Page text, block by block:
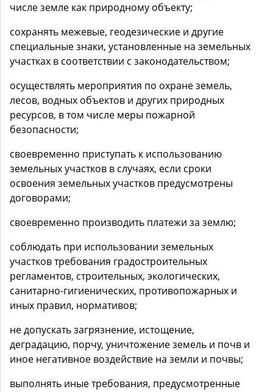
числе земле как природному объекту;
сохранять межевые, геодезические и другие
специальные знаки, установленные на земельных
участках в соответствии с законодательством;
осуществлять мероприятия по охране земель,
лесов, водных объектов и других природных
ресурсов, в том числе меры пожарной
безопасности;
своевременно приступать к использованию
земельных участков в случаях, если сроки
освоения земельных участков предусмотрены
договорами;
своевременно производить платежи за землю;
соблюдать при использовании земельных
участков требования градостроительных
регламентов, строительных, экологических,
санитарно-гигиенических, противопожарных и
иных правил, нормативов;
не допускать загрязнение, истощение,
деградацию, порчу, уничтожение земель и почв и
иное негативное воздействие на земли и почвы;
выполнять иные требования, предусмотренные